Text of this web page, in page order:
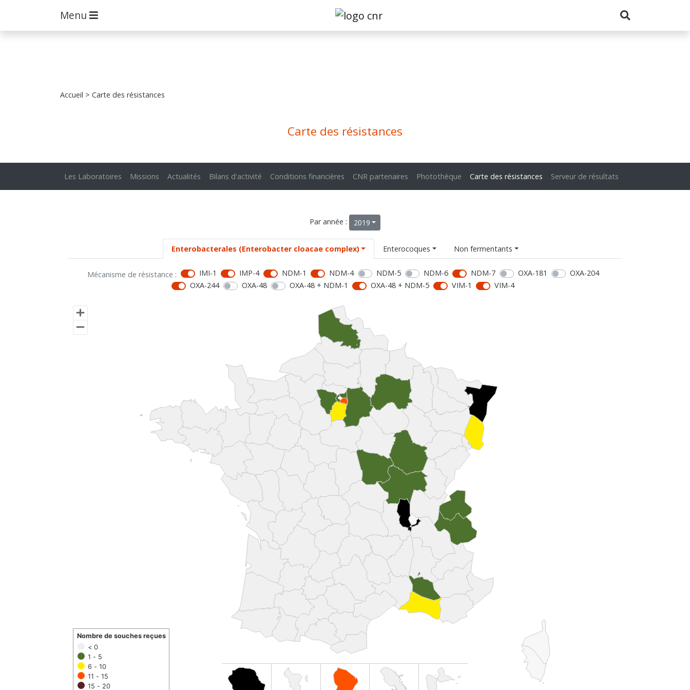
Menu
Accueil > Carte des résistances
Carte des résistances
Les Laboratoires Missions Actualités Bilans d'activité Conditions financières CNR partenaires Photothèque Carte des résistances Serveur de résultats
Par année : 2019
Enterobacterales (Enterobacter cloacae complex) Enterocoques Non fermentants
Mécanisme de résistance : IMI-1 IMP-4 NDM-1 NDM-4 NDM-5 NDM-6 NDM-7 OXA-181
OXA-204
OXA-244
OXA-48 OXA-48 + NDM-1 OXA-48 + NDM-5 VIM-1 VIM-4
< 0
1 - 5
6 - 10
11 - 15
15 - 20
Nombre de souches reçues